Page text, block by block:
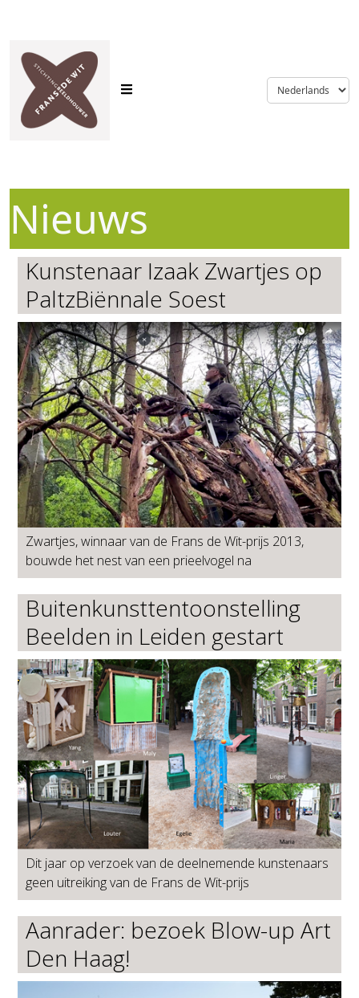
language
Nieuws
Kunstenaar Izaak Zwartjes op
PaltzBiënnale Soest
Zwartjes, winnaar van de Frans de Wit-prijs 2013,
bouwde het nest van een prieelvogel na
Buitenkunsttentoonstelling
Beelden in Leiden gestart
Dit jaar op verzoek van de deelnemende kunstenaars
geen uitreiking van de Frans de Wit-prijs
Aanrader: bezoek Blow-up Art
Den Haag!